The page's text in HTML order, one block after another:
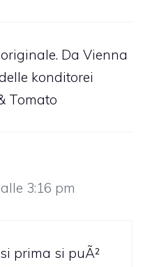
Da Vienna
konditorei
Tomato
3:16 pm
prima si puÃ²